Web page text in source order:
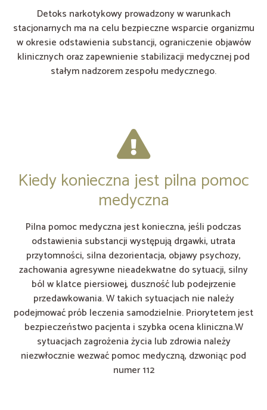
Detoks narkotykowy prowadzony w warunkach
stacjonarnych ma na celu bezpieczne wsparcie organizmu
w okresie odstawienia substancji, ograniczenie objawów
klinicznych oraz zapewnienie stabilizacji medycznej pod
stałym nadzorem zespołu medycznego.
Kiedy konieczna jest pilna pomoc
medyczna
Pilna pomoc medyczna jest konieczna, jeśli podczas
odstawienia substancji występują drgawki, utrata
przytomności, silna dezorientacja, objawy psychozy,
zachowania agresywne nieadekwatne do sytuacji, silny
ból w klatce piersiowej, duszność lub podejrzenie
przedawkowania. W takich sytuacjach nie należy
podejmować prób leczenia samodzielnie. Priorytetem jest
bezpieczeństwo pacjenta i szybka ocena kliniczna.W
sytuacjach zagrożenia życia lub zdrowia należy
niezwłocznie wezwać pomoc medyczną, dzwoniąc pod
numer 112